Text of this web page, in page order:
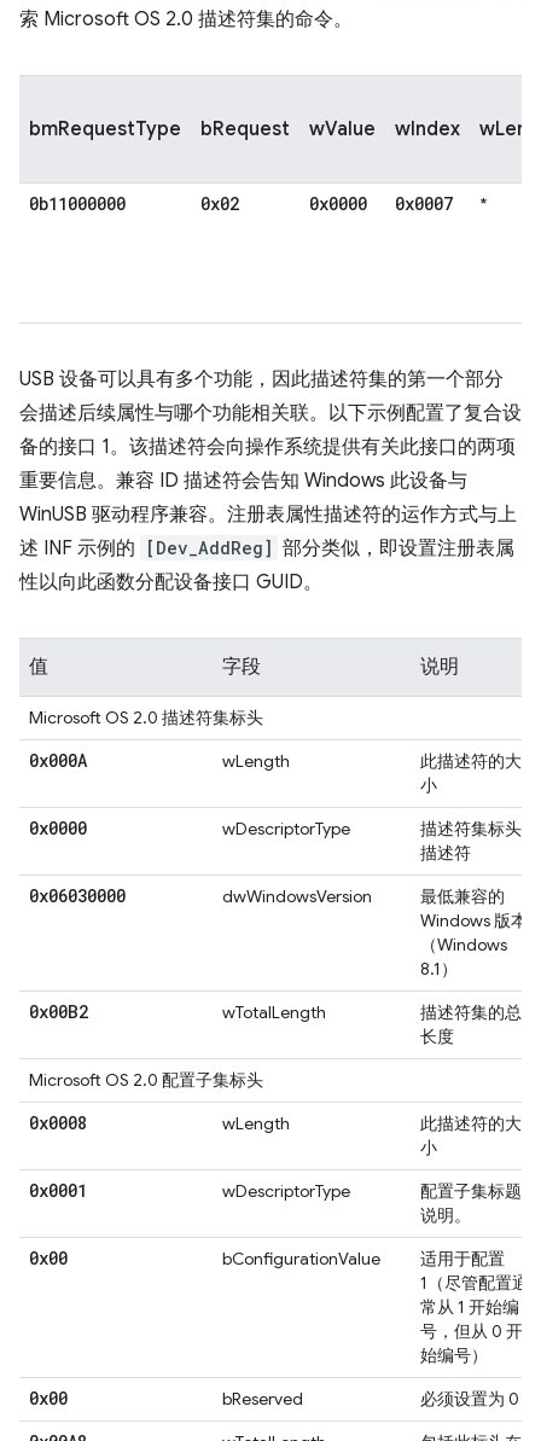
索 Microsoft OS 2.0 描述符集的命令。
bmRequestType bRequest wValue wIndex
0b11000000 0x02 0x0000 0x0007 *
USB 设备可以具有多个功能，因此描述符集的第一个部分
会描述后续属性与哪个功能相关联。以下示例配置了复合设
备的接口 1。该描述符会向操作系统提供有关此接口的两项
重要信息。兼容 ID 描述符会告知 Windows 此设备与
WinUSB 驱动程序兼容。注册表属性描述符的运作方式与上
述 INF 示例的
[Dev_AddReg] 部分类似，即设置注册表属
性以向此函数分配设备接口 GUID。
值 字段 说明
Microsoft OS 2.0 描述符集标头
0x000A wLength
此描述符的大
小
0x0000 wDescriptorType
描述符集标头
描述符
0x06030000 dwWindowsVersion
最低兼容的
Windows 版本
（Windows
8.1）
0x00B2 wTotalLength
描述符集的总
长度
Microsoft OS 2.0 配置子集标头
0x0008 wLength
此描述符的大
小
0x0001 wDescriptorType
配置子集标题
说明。
0x00 bConfigurationValue
适用于配置
1（尽管配置通
常从 1 开始编
号，但从 0 开
始编号）
0x00 bReserved 必须设置为 0